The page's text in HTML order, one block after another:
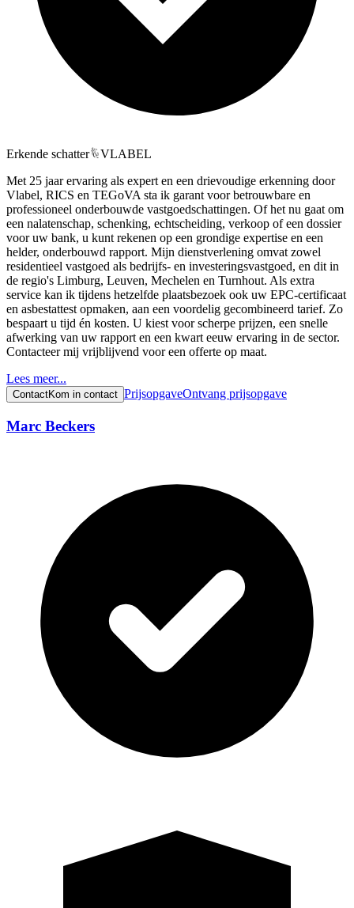
Erkende schatter
VLABEL
Met 25 jaar ervaring als expert en een drievoudige erkenning door
Vlabel, RICS en TEGoVA sta ik garant voor betrouwbare en
professioneel onderbouwde vastgoedschattingen. Of het nu gaat om
een nalatenschap, schenking, echtscheiding, verkoop of een dossier
voor uw bank, u kunt rekenen op een grondige expertise en een
helder, onderbouwd rapport. Mijn dienstverlening omvat zowel
residentieel vastgoed als bedrijfs- en investeringsvastgoed, en dit in
de regio's Limburg, Leuven, Mechelen en Turnhout. Als extra
service kan ik tijdens hetzelfde plaatsbezoek ook uw EPC-certificaat
en asbestattest opmaken, aan een voordelig gecombineerd tarief. Zo
bespaart u tijd én kosten. U kiest voor scherpe prijzen, een snelle
afwerking van uw rapport en een kwart eeuw ervaring in de sector.
Contacteer mij vrijblijvend voor een offerte op maat.
Lees meer...
ContactKom in contact PrijsopgaveOntvang prijsopgave
Marc Beckers